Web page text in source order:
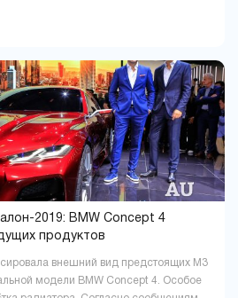
2019: BMW Concept 4
продуктов
внешний вид предстоящих M3
модели BMW Concept 4. Особое